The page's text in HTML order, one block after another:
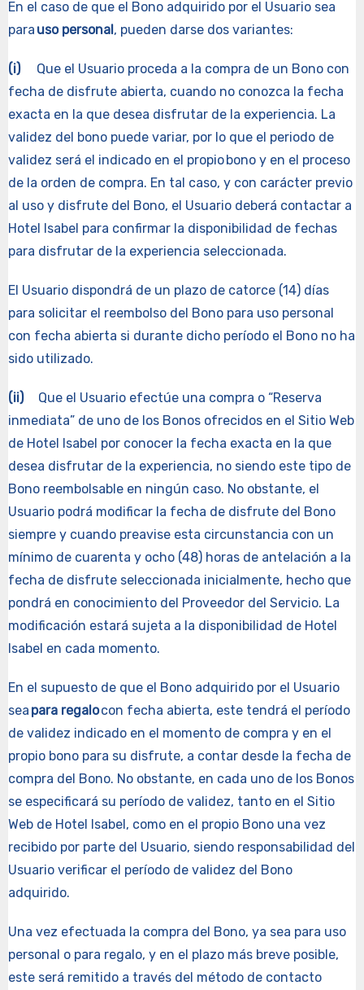
En el caso de que el Bono adquirido por el Usuario sea
para uso personal, pueden darse dos variantes:
(i)Que el Usuario proceda a la compra de un Bono con
fecha de disfrute abierta, cuando no conozca la fecha
exacta en la que desea disfrutar de la experiencia. La
validez del bono puede variar, por lo que el periodo de
validez será el indicado en el propio bono y en el proceso
de la orden de compra. En tal caso, y con carácter previo
al uso y disfrute del Bono, el Usuario deberá contactar a
Hotel Isabel para confirmar la disponibilidad de fechas
para disfrutar de la experiencia seleccionada.
El Usuario dispondrá de un plazo de catorce (14) días
para solicitar el reembolso del Bono para uso personal
con fecha abierta si durante dicho período el Bono no ha
sido utilizado.
(ii)Que el Usuario efectúe una compra o “Reserva
inmediata” de uno de los Bonos ofrecidos en el Sitio Web
de Hotel Isabel por conocer la fecha exacta en la que
desea disfrutar de la experiencia, no siendo este tipo de
Bono reembolsable en ningún caso. No obstante, el
Usuario podrá modificar la fecha de disfrute del Bono
siempre y cuando preavise esta circunstancia con un
mínimo de cuarenta y ocho (48) horas de antelación a la
fecha de disfrute seleccionada inicialmente, hecho que
pondrá en conocimiento del Proveedor del Servicio. La
modificación estará sujeta a la disponibilidad de Hotel
Isabel en cada momento.
En el supuesto de que el Bono adquirido por el Usuario
sea para regalocon fecha abierta, este tendrá el período
de validez indicado en el momento de compra y en el
propio bono para su disfrute, a contar desde la fecha de
compra del Bono. No obstante, en cada uno de los Bonos
se especificará su período de validez, tanto en el Sitio
Web de Hotel Isabel, como en el propio Bono una vez
recibido por parte del Usuario, siendo responsabilidad del
Usuario verificar el período de validez del Bono
adquirido.
Una vez efectuada la compra del Bono, ya sea para uso
personal o para regalo, y en el plazo más breve posible,
este será remitido a través del método de contacto